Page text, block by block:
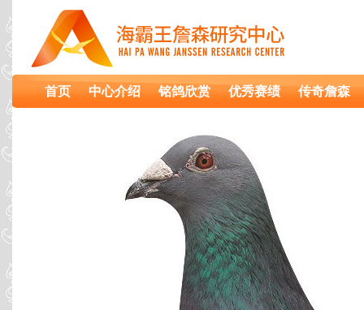
首页 中心介绍 铭鸽欣赏 优秀赛绩 传奇詹森